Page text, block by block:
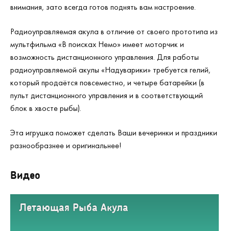
внимания, зато всегда готов поднять вам настроение.
Радиоуправляемая акула в отличие от своего прототипа из
мультфильма «В поисках Немо» имеет моторчик и
возможность дистанционного управления. Для работы
радиоуправляемой акулы «Надуварики» требуется гелий,
который продаётся повсеместно, и четыре батарейки (в
пульт дистанционного управления и в соответствующий
блок в хвосте рыбы).
Эта игрушка поможет сделать Ваши вечеринки и праздники
разнообразнее и оригинальнее!
Видео
Летающая Рыба Акула